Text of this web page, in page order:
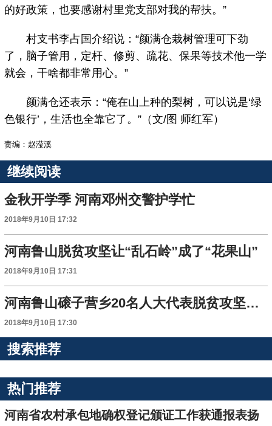
的好政策，也要感谢村里党支部对我的帮扶。”
村支书李占国介绍说：“颜满仓栽树管理可下劲
了，脑子管用，定杆、修剪、疏花、保果等技术他一学
就会，干啥都非常用心。”
颜满仓还表示：“俺在山上种的梨树，可以说是‘绿
色银行’，生活也全靠它了。”（文/图 师红军）
责编：赵滢溪
继续阅读
金秋开学季 河南邓州交警护学忙
2018年9月10日 17:32
河南鲁山脱贫攻坚让“乱石岭”成了“花果山”
2018年9月10日 17:31
河南鲁山磙子营乡20名人大代表脱贫攻坚中发挥作用
2018年9月10日 17:30
搜索推荐
热门推荐
河南省农村承包地确权登记颁证工作获通报表扬